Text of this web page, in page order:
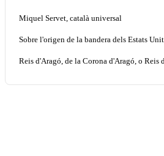
Miquel Servet, català universal
Sobre l'origen de la bandera dels Estats
Reis d'Aragó, de la Corona d'Aragó, o Reis